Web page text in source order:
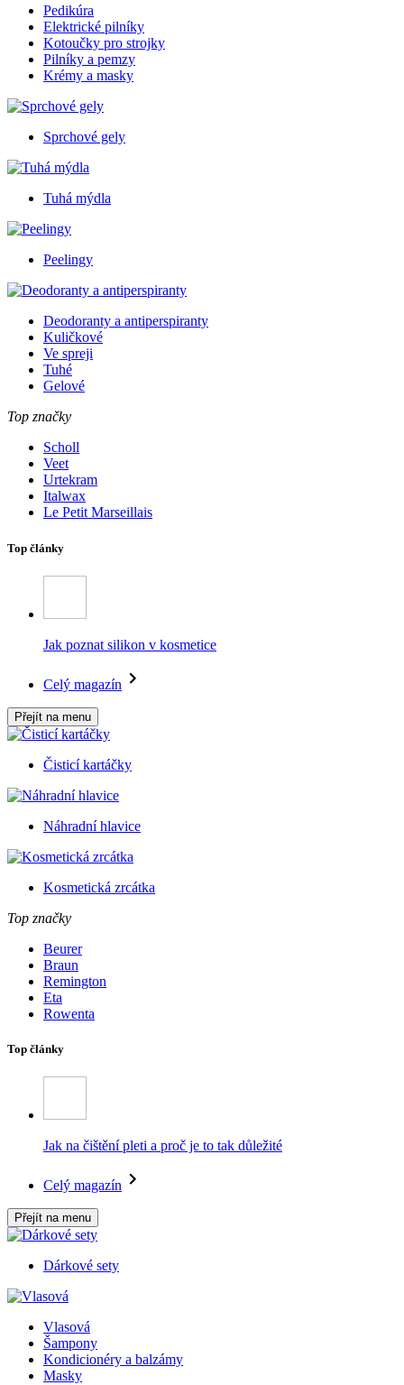
Pedikúra
Elektrické pilníky
Kotoučky pro strojky
Pilníky a pemzy
Krémy a masky
Sprchové gely
Tuhá mýdla
Peelingy
Deodoranty a antiperspiranty
Kuličkové
Ve spreji
Tuhé
Gelové
Top značky
Scholl
Veet
Urtekram
Italwax
Le Petit Marseillais
Top články
Jak poznat silikon v kosmetice
Celý magazín
Přejít na menu
Čisticí kartáčky
Náhradní hlavice
Kosmetická zrcátka
Top značky
Beurer
Braun
Remington
Eta
Rowenta
Top články
Jak na čištění pleti a proč je to tak důležité
Celý magazín
Přejít na menu
Dárkové sety
Vlasová
Šampony
Kondicionéry a balzámy
Masky